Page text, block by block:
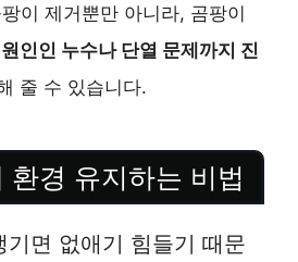
이 제거뿐만 아니라, 곰팡이
인인 누수나 단열 문제까지 진
줄 수 있습니다.
환경 유지하는 비법
기면 없애기 힘들기 때문